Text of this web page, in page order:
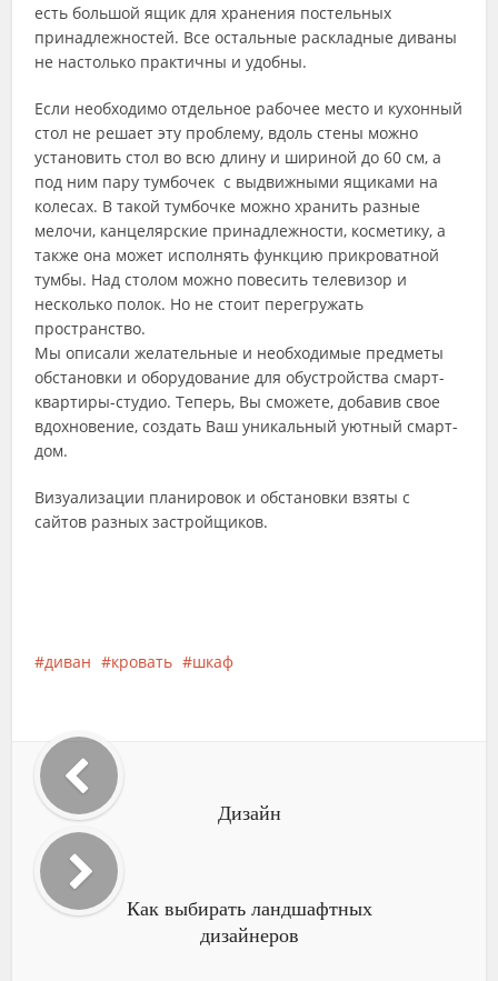
есть большой ящик для хранения постельных
принадлежностей. Все остальные раскладные диваны
не настолько практичны и удобны.
Если необходимо отдельное рабочее место и кухонный
стол не решает эту проблему, вдоль стены можно
установить стол во всю длину и шириной до 60 см, а
под ним пару тумбочек с выдвижными ящиками на
колесах. В такой тумбочке можно хранить разные
мелочи, канцелярские принадлежности, косметику, а
также она может исполнять функцию прикроватной
тумбы. Над столом можно повесить телевизор и
несколько полок. Но не стоит перегружать
пространство.
Мы описали желательные и необходимые предметы
обстановки и оборудование для обустройства смарт-
квартиры-студио. Теперь, Вы сможете, добавив свое
вдохновение, создать Ваш уникальный уютный смарт-
дом.
Визуализации планировок и обстановки взяты с
сайтов разных застройщиков.
диван кровать шкаф
Дизайн
Как выбирать ландшафтных
дизайнеров